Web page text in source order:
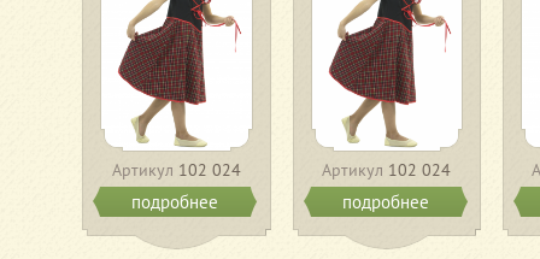
Артикул 102 024
подробнее
Артикул 102 024
подробнее